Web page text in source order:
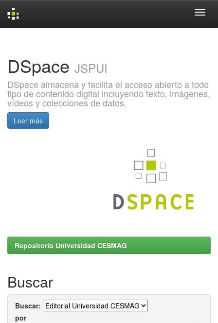
DSpace JSPUI
DSpace almacena y facilita el acceso abierto a todo
tipo de contenido digital incluyendo texto, imágenes,
vídeos y colecciones de datos.
Leer más
Repositorio Universidad CESMAG
Buscar
Buscar:
por